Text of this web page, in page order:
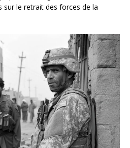
sur le retrait des forces de la